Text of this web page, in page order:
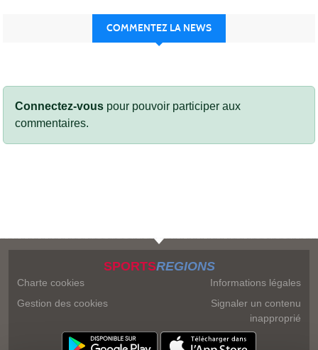
COMMENTEZ LA NEWS
Connectez-vous pour pouvoir participer aux
commentaires.
SPORTSREGIONS
Charte cookies
Gestion des cookies
Informations légales
Signaler un contenu
inapproprié